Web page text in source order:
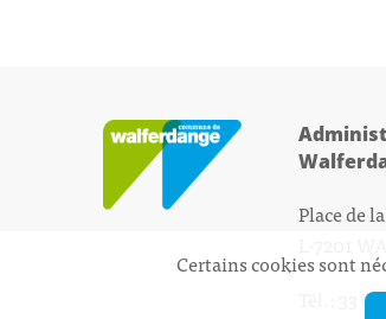
Place de
Tél.: 33
Certains cookies sont